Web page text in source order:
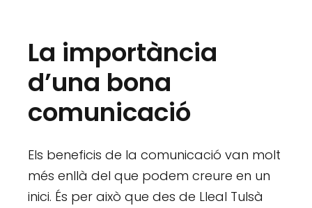
La importància
d’una bona
comunicació
Els beneficis de la comunicació van molt
més enllà del que podem creure en un
inici. És per això que des de Lleal Tulsà